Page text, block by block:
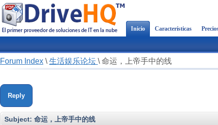
Inicio Características
Forum Index \ 生活娱乐论坛 \ 命运，上帝手中的线
Reply
Subject: 命运，上帝手中的线